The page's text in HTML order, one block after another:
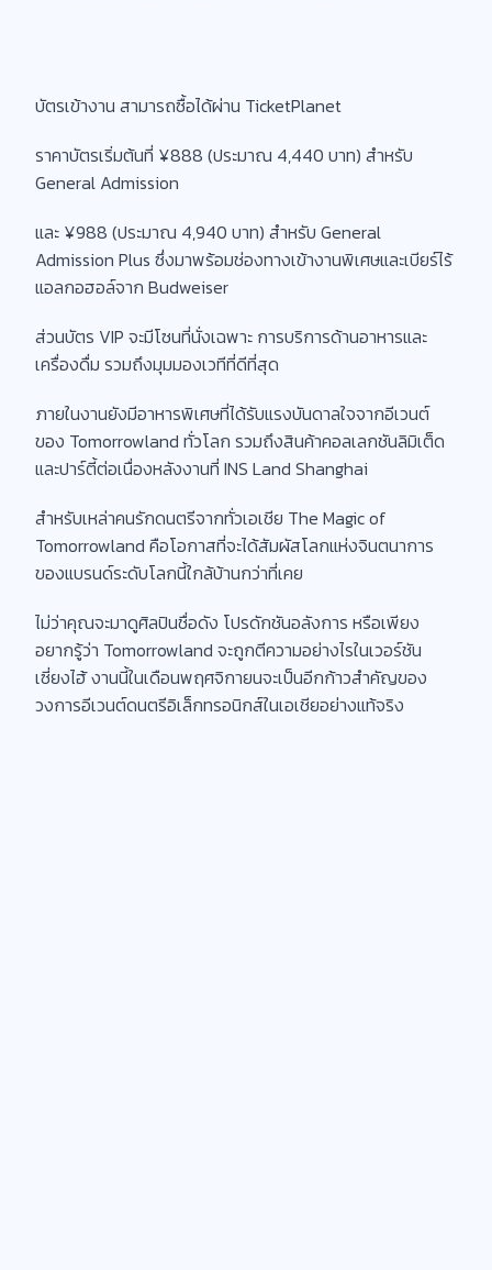
บัตรเข้างาน สามารถซื้อได้ผ่าน TicketPlanet
ราคาบัตรเริ่มต้นที่ ¥888 (ประมาณ 4,440 บาท) สำหรับ
General Admission
และ ¥988 (ประมาณ 4,940 บาท) สำหรับ General
Admission Plus ซึ่งมาพร้อมช่องทางเข้างานพิเศษและเบียร์ไร้
แอลกอฮอล์จาก Budweiser
ส่วนบัตร VIP จะมีโซนที่นั่งเฉพาะ การบริการด้านอาหารและ
เครื่องดื่ม รวมถึงมุมมองเวทีที่ดีที่สุด
ภายในงานยังมีอาหารพิเศษที่ได้รับแรงบันดาลใจจากอีเวนต์
ของ Tomorrowland ทั่วโลก รวมถึงสินค้าคอลเลกชันลิมิเต็ด
และปาร์ตี้ต่อเนื่องหลังงานที่ INS Land Shanghai
สำหรับเหล่าคนรักดนตรีจากทั่วเอเชีย The Magic of
Tomorrowland คือโอกาสที่จะได้สัมผัสโลกแห่งจินตนาการ
ของแบรนด์ระดับโลกนี้ใกล้บ้านกว่าที่เคย
ไม่ว่าคุณจะมาดูศิลปินชื่อดัง โปรดักชันอลังการ หรือเพียง
อยากรู้ว่า Tomorrowland จะถูกตีความอย่างไรในเวอร์ชัน
เซี่ยงไฮ้ งานนี้ในเดือนพฤศจิกายนจะเป็นอีกก้าวสำคัญของ
วงการอีเวนต์ดนตรีอิเล็กทรอนิกส์ในเอเชียอย่างแท้จริง